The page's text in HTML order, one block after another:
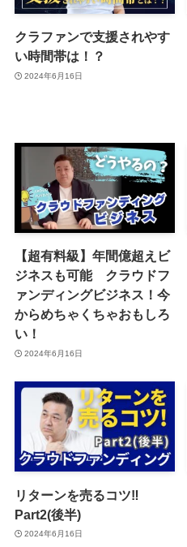
クラファンで支援されやす
い時間帯は！？
2024年6月16日
【超有料級】年間億超えビ
ジネスも可能 クラウドフ
ァンディングビジネス！今
からめちゃくちゃおもしろ
い！
2024年6月16日
リターンを売るコツ‼️
Part2(後半)
2024年6月16日